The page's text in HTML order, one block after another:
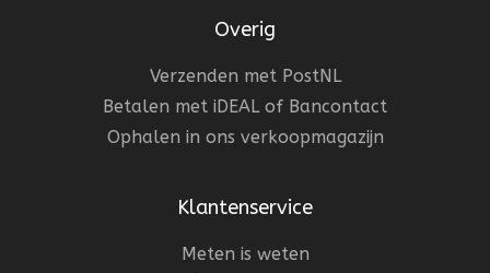
Overig
Verzenden met PostNL
Betalen met iDEAL of Bancontact
Ophalen in ons verkoopmagazijn
Klantenservice
Meten is weten